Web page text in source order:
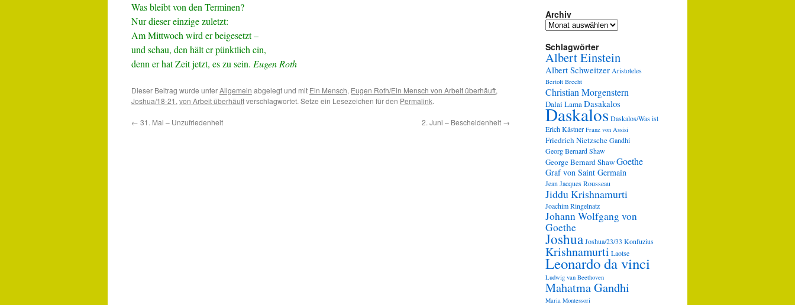
Was bleibt von den Terminen?
Nur dieser einzige zuletzt:
Am Mittwoch wird er beigesetzt –
und schau, den hält er pünktlich ein,
denn er hat Zeit jetzt, es zu sein. Eugen Roth
Dieser Beitrag wurde unterAllgemein abgelegt und mit Ein Mensch, Eugen Roth/Ein Mensch von Arbeit überhäuft,
Joshua/18-21 , von Arbeit überhäuftverschlagwortet. Setze ein Lesezeichen für den Permalink.
← 31. Mai – Unzufriedenheit 2. Juni – Bescheidenheit →
Archiv
Archiv
Schlagwörter
Albert Einstein
Albert Schweitzer Aristoteles
Bertolt Brecht
Christian Morgenstern
Dalai LamaDasakalos
DaskalosDaskalos/Was ist
Erich Kästner Franz von Assisi
Friedrich NietzscheGandhi
Georg Bernard Shaw
George Bernard ShawGoethe
Graf von Saint Germain
Jean Jacques Rousseau
Jiddu Krishnamurti
Joachim Ringelnatz
Johann Wolfgang von
Goethe
JoshuaJoshua/23/33 Konfuzius
Krishnamurti Laotse
Leonardo da vinci
Ludwig van Beethoven
Mahatma Gandhi
Maria Montessori